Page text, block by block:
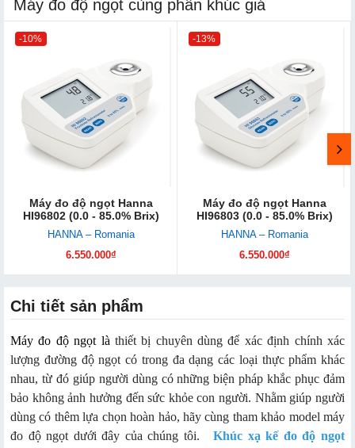
Máy đo độ ngọt cùng phân khúc giá
-10%
Máy đo độ ngọt Hanna
HI96802 (0.0 - 85.0% Brix)
HANNA – Romania
6.550.000₫
-13%
Máy đo độ ngọt Hanna
HI96803 (0.0 - 85.0% Brix)
HANNA – Romania
6.550.000₫
Chi tiết sản phẩm
Máy đo độ ngọt là thiết bị chuyên dùng để xác định chính xác
lượng đường độ ngọt có trong đa dạng các loại thực phẩm khác
nhau, từ đó giúp người dùng có những biện pháp khắc phục đảm
bảo không ảnh hưởng đến sức khỏe con người. Nhằm giúp người
dùng có thêm lựa chọn hoàn hảo, hãy cùng tham khảo model máy
đo độ ngọt dưới đây của chúng tôi.
Khúc xạ kế đo độ ngọt